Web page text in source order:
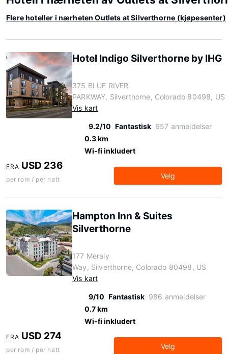
Flere hoteller i nærheten Outlets at Silverthorne (kjøpesenter)
Hotel Indigo Silverthorne by IHG
375 BLUE RIVER
PARKWAY, Silverthorne, Colorado 80498, US
Vis kart
9.2/10 Fantastisk 657 anmeldelser
0.3 km
Wi-fi inkludert
FRA USD 236
per rom / per natt Velg
Hampton Inn & Suites
Silverthorne
177 Meraly
Way, Silverthorne, Colorado 80498, US
Vis kart
9/10 Fantastisk 986 anmeldelser
0.7 km
Wi-fi inkludert
FRA USD 274
per rom / per natt Velg